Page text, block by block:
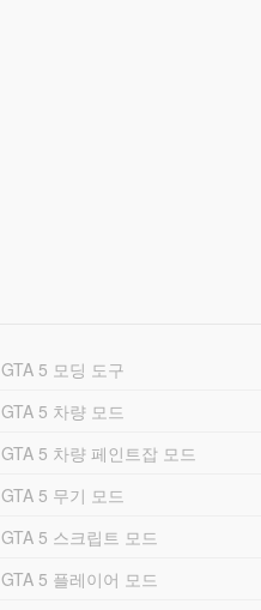
GTA 5 모딩 도구
GTA 5 차량 모드
GTA 5 차량 페인트잡 모드
GTA 5 무기 모드
GTA 5 스크립트 모드
GTA 5 플레이어 모드